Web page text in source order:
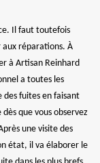
Il faut toutefois
aux réparations. À
à Artisan Reinhard
a toutes les
fuites en faisant
que vous observez
une visite des
état, il va élaborer le